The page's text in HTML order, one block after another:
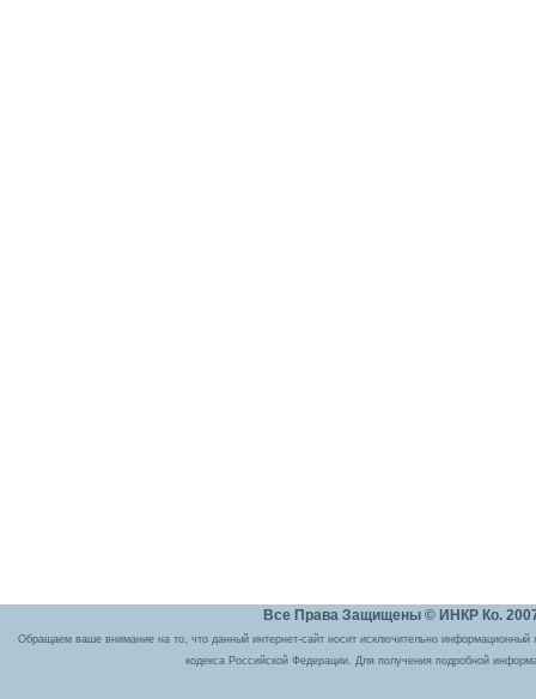
Все Права Защищены © ИНКР Ко.
Обращаем ваше внимание на то, что данный интернет-сайт носит исключительно
кодекса Российской Федерации. Для получения подробной